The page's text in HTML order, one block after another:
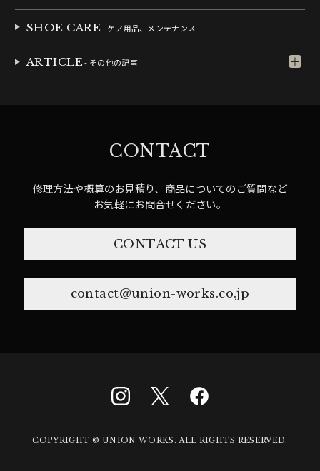
SHOE CARE- ケア用品、メンテナンス
ARTICLE- その他の記事
CONTACT
修理方法や概算のお見積り、商品についてのご質問など
お気軽にお問合せください。
CONTACT US
contact@union-works.co.jp
COPYRIGHT © UNION WORKS. ALL RIGHTS RESERVED.